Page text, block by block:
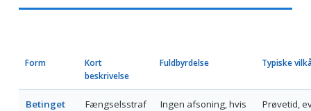
Form
Kort
beskrivelse
Fuldbyrdelse Typiske
Betinget
Fængselsstraf
Ingen afsoning, hvis
Prøvetid,